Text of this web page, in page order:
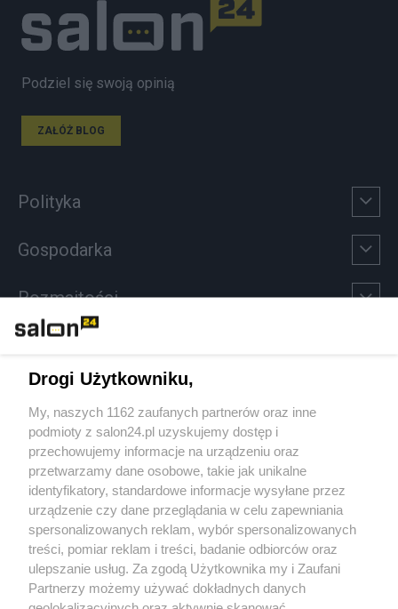
Podziel się swoją opinią
ZAŁÓŻ BLOG
Polityka
Gospodarka
Rozmaitości
Sport
Społeczeństwo
Kultura
X Facebook Instagram Youtube
Drogi Użytkowniku,
My, naszych 1162 zaufanych partnerów oraz inne
podmioty z salon24.pl uzyskujemy dostęp i
przechowujemy informacje na urządzeniu oraz
przetwarzamy dane osobowe, takie jak unikalne
identyfikatory, standardowe informacje wysyłane przez
urządzenie czy dane przeglądania w celu zapewniania
spersonalizowanych reklam, wybór spersonalizowanych
treści, pomiar reklam i treści, badanie odbiorców oraz
ulepszanie usług. Za zgodą Użytkownika my i Zaufani
Partnerzy możemy używać dokładnych danych